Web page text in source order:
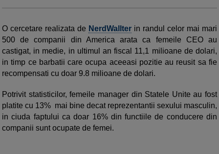
O cercetare realizata de NerdWallter in randul celor mai mari
500 de companii din America arata ca femeile CEO au
castigat, in medie, in ultimul an fiscal 11,1 milioane de dolari,
in timp ce barbatii care ocupa aceeasi pozitie au reusit sa fie
recompensati cu doar 9.8 milioane de dolari.
Potrivit statisticilor, femeile manager din Statele Unite au fost
platite cu 13% mai bine decat reprezentantii sexului masculin,
in ciuda faptului ca doar 16% din functiile de conducere din
companii sunt ocupate de femei.